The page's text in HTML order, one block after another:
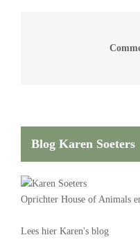
Blog Karen Soeters
Oprichter House of Animals
Lees hier Karen's blog